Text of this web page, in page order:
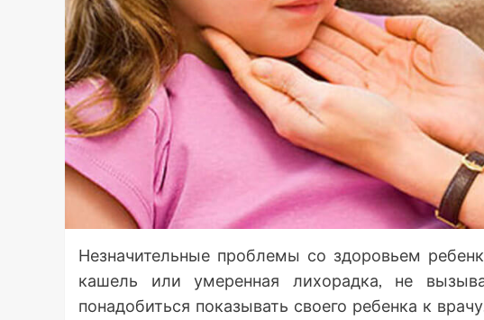
Незначительные проблемы со здоровьем
кашель или умеренная лихорадка, не
понадобиться показывать своего ребенка к